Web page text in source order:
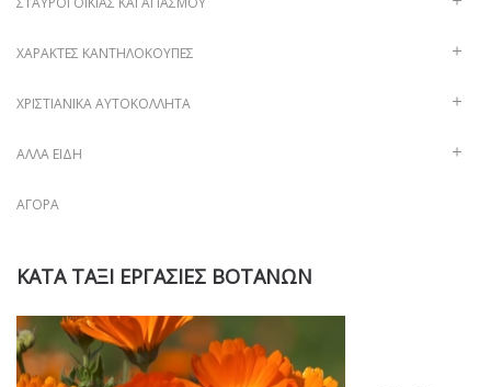
ΧΑΡΑΚΤΈΣ ΚΑΝΤΗΛΌΚΟΥΠΕΣ
ΧΡΙΣΤΙΑΝΙΚΆ ΑΥΤΟΚΌΛΛΗΤΑ
ΑΛΛΑ ΕΙΔΗ
ΑΓΟΡΆ
ΚΑΤΑ ΤΑΞΙ ΕΡΓΑΣΙΕΣ ΒΟΤΑΝΩΝ